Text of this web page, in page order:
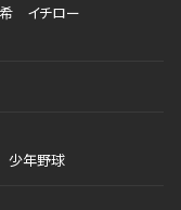
イチロー
少年野球